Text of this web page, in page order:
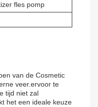
fles pomp
van de Cosmetic
veer.ervoor te
tijd niet zal
het een ideale keuze